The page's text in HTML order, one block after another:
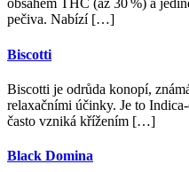
obsahem THC (až 30 %) a
pečiva. Nabízí […]
Biscotti
Biscotti je odrůda konopí,
relaxačními účinky. Je to
často vzniká křížením […]
Black Domina